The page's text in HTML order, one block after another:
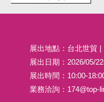
展出地點：台北世貿
展出日期：2026/05/
展出時間：10:00-
業務洽詢： 174@top-